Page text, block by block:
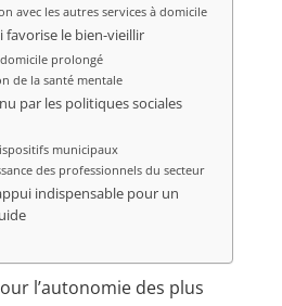
avec les autres services à domicile
favorise le bien-vieillir
prolongé
de la santé mentale
par les politiques sociales
municipaux
des professionnels du secteur
indispensable pour un
l’autonomie des plus